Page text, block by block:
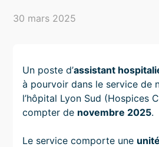
30 mars 2025
Un poste d’assistant
à pourvoir dans le service de
l’hôpital Lyon Sud (Hospices
compter de novembre 2025.
Le service comporte une